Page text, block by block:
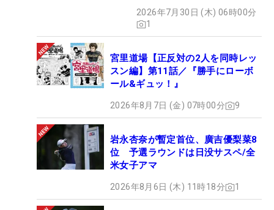
2026年7月30日 (木) 06時00分
1
宮里道場【正反対の2人を同時レッ
スン編】第11話／『勝手にローボ
ール&ギュッ！』
2026年8月7日 (金) 07時00分 9
岩永杏奈が暫定首位、廣吉優梨菜8
位 予選ラウンドは日没サスペ/全
米女子アマ
2026年8月6日 (木) 11時18分 1